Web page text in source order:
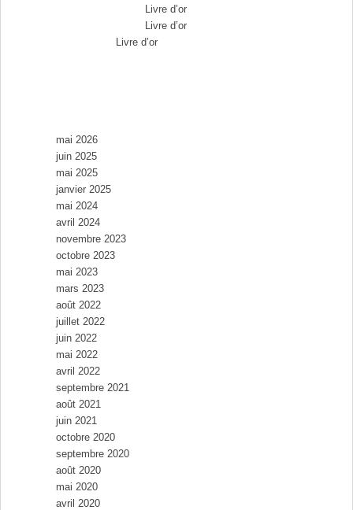
Livre d’or
Livre d’or
Livre d’or
mai 2026
juin 2025
mai 2025
janvier 2025
mai 2024
avril 2024
novembre 2023
octobre 2023
mai 2023
mars 2023
août 2022
juillet 2022
juin 2022
mai 2022
avril 2022
septembre 2021
août 2021
juin 2021
octobre 2020
septembre 2020
août 2020
mai 2020
avril 2020